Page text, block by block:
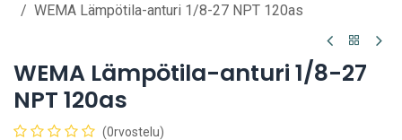
WEMA Lämpötila-anturi 1/8-27 NPT 120as
WEMA Lämpötila-anturi 1/8-27
NPT 120as
(0rvostelu)